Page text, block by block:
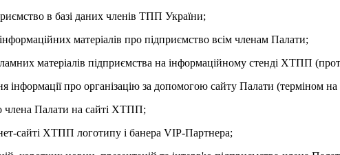
в базі даних членів ТПП України;
матеріалів про підприємство всім членам Палати;
матеріалів підприємства на інформаційному стенді ХТПП
інформації про організацію за допомогою сайту Палати (терміном на
Палати на сайті ХТПП;
сайті ХТПП логотипу і банера VIP-Партнера;